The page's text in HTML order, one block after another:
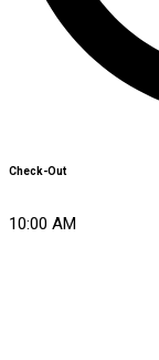
Check-Out
10:00 AM